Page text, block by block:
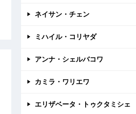
ネイサン・チェン
ミハイル・コリヤダ
アンナ・シェルバコワ
カミラ・ワリエワ
エリザベータ・トゥクタミシェ